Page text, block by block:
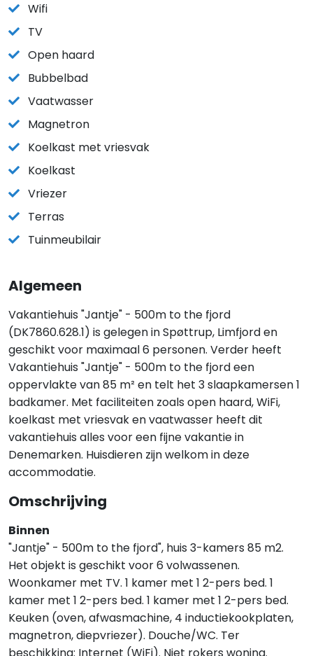
Wifi
TV
Open haard
Bubbelbad
Vaatwasser
Magnetron
Koelkast met vriesvak
Koelkast
Vriezer
Terras
Tuinmeubilair
Algemeen
Vakantiehuis "Jantje" - 500m to the fjord
(DK7860.628.1) is gelegen in Spøttrup, Limfjord en
geschikt voor maximaal 6 personen. Verder heeft
Vakantiehuis "Jantje" - 500m to the fjord een
oppervlakte van 85 m² en telt het 3 slaapkamersen 1
badkamer. Met faciliteiten zoals open haard, WiFi,
koelkast met vriesvak en vaatwasser heeft dit
vakantiehuis alles voor een fijne vakantie in
Denemarken. Huisdieren zijn welkom in deze
accommodatie.
Omschrijving
Binnen
"Jantje" - 500m to the fjord", huis 3-kamers 85 m2.
Het objekt is geschikt voor 6 volwassenen.
Woonkamer met TV. 1 kamer met 1 2-pers bed. 1
kamer met 1 2-pers bed. 1 kamer met 1 2-pers bed.
Keuken (oven, afwasmachine, 4 inductiekookplaten,
magnetron, diepvriezer). Douche/WC. Ter